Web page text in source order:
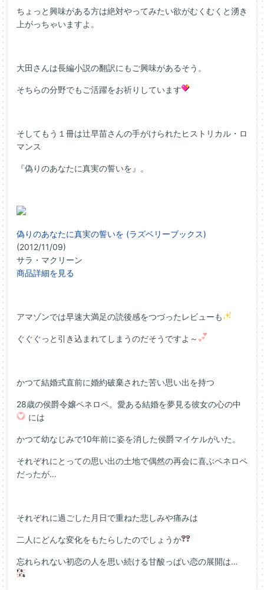
ちょっと興味がある方は絶対やってみたい欲がむくむくと湧き
上がっちゃいますよ。
大田さんは長編小説の翻訳にもご興味があるそう。
そちらの分野でもご活躍をお祈りしています
そしてもう１冊は辻早苗さんの手がけられたヒストリカル・ロ
マンス
『偽りのあなたに真実の誓いを』。
偽りのあなたに真実の誓いを (ラズベリーブックス)
(2012/11/09)
サラ・マクリーン
商品詳細を見る
アマゾンでは早速大満足の読後感をつづったレビューも
ぐぐぐっと引き込まれてしまうのだそうですよ～
かつて結婚式直前に婚約破棄された苦い思い出を持つ
28歳の侯爵令嬢ペネロペ。愛ある結婚を夢見る彼女の心の中
には
かつて幼なじみで10年前に姿を消した侯爵マイケルがいた。
それぞれにとっての思い出の土地で偶然の再会に喜ぶペネロペ
だったが…
それぞれに過ごした月日で重ねた悲しみや痛みは
二人にどんな変化をもたらしたのでしょうか
忘れられない初恋の人を思い続ける甘酸っぱい恋の展開は…